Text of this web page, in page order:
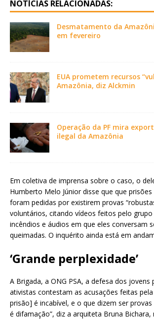
NOTÍCIAS RELACIONADAS:
Desmatamento da
em fevereiro
EUA prometem recursos
Amazônia, diz Alckmin
Operação da PF mira
ilegal da Amazônia
Em coletiva de imprensa sobre o caso, o
Humberto Melo Júnior disse que que prisões
foram pedidas por existirem provas
voluntários, citando vídeos feitos pelo
incêndios e áudios em que eles conversam
queimadas. O inquérito ainda está em
‘Grande perplexidade’
A Brigada, a ONG PSA, a defesa dos jovens
ativistas contestam as acusações feitas pela
prisão] é incabível, e o que dizem ser
é difamação”, diz a arquiteta Bruna